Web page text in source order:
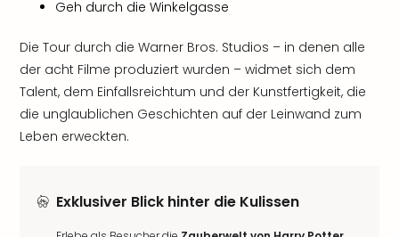
Geh durch die Winkelgasse
Die Tour durch die Warner Bros. Studios – in denen alle
der acht Filme produziert wurden – widmet sich dem
Talent, dem Einfallsreichtum und der Kunstfertigkeit, die
die unglaublichen Geschichten auf der Leinwand zum
Leben erweckten.
Exklusiver Blick hinter die Kulissen